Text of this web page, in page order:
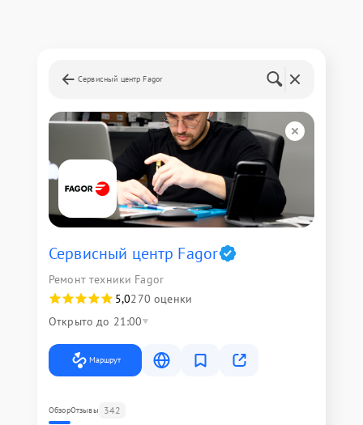
Сервисный центр Fagor
Сервисный центр Fagor
Ремонт техники Fagor
5,0270 оценки
Открыто до 21:00
Маршрут
ОбзорОтзывы 342